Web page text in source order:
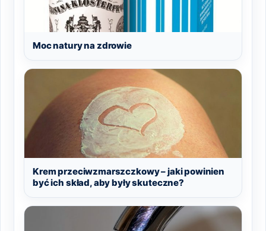
Moc natury na zdrowie
Krem przeciwzmarszczkowy – jaki powinien
być ich skład, aby były skuteczne?